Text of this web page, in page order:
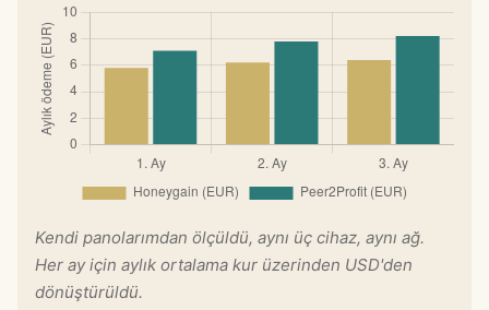
Kendi panolarımdan ölçüldü, aynı üç cihaz, aynı ağ.
Her ay için aylık ortalama kur üzerinden USD'den
dönüştürüldü.